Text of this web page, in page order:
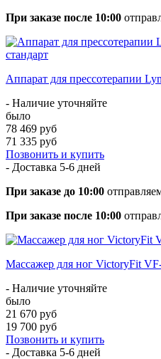
При заказе после 10:00
Аппарат для прессотерапии
- Наличие уточняйте
было
78 469 руб
71 335 руб
Позвонить и купить
- Доставка 5-6 дней
При заказе до 10:00
При заказе после 10:00
Массажер для ног VictoryFit
- Наличие уточняйте
было
21 670 руб
19 700 руб
Позвонить и купить
- Доставка 5-6 дней